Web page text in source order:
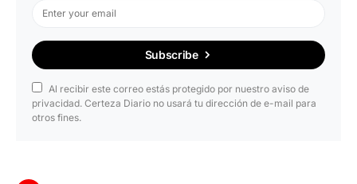
Subscribe
Al recibir este correo estás protegido por nuestro aviso de
privacidad. Certeza Diario no usará tu dirección de e-mail para
otros fines.